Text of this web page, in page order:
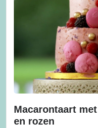
Macarontaart
en rozen